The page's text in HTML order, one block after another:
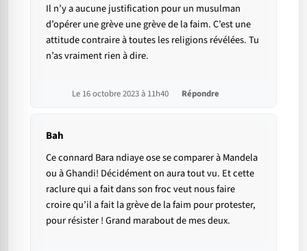
Il n’y a aucune justification pour un musulman
d’opérer une grève une grève de la faim. C’est une
attitude contraire à toutes les religions révélées. Tu
n’as vraiment rien à dire.
Le 16 octobre 2023 à 11h40 Répondre
Bah
Ce connard Bara ndiaye ose se comparer à Mandela
ou à Ghandi! Décidément on aura tout vu. Et cette
raclure qui a fait dans son froc veut nous faire
croire qu’il a fait la grève de la faim pour protester,
pour résister ! Grand marabout de mes deux.